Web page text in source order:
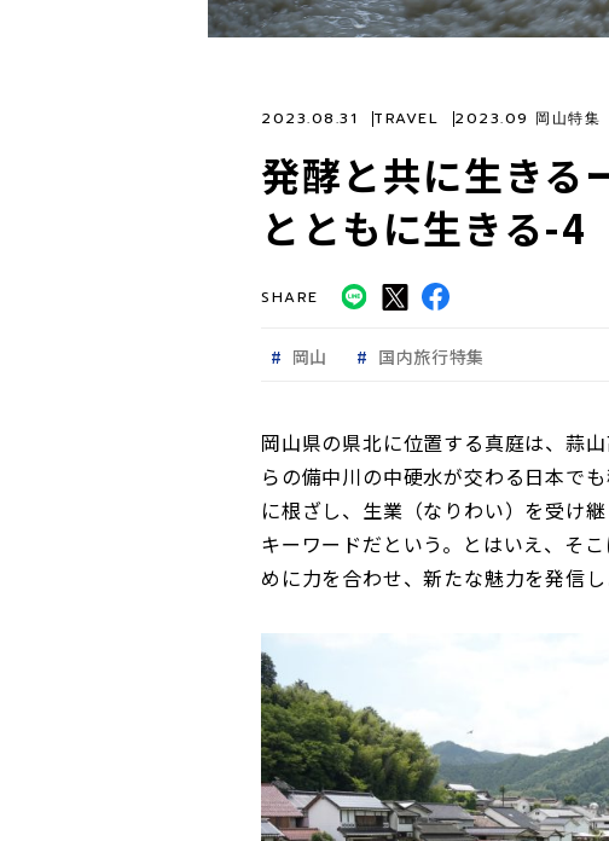
発酵と共に生きる
とともに生きる-4
2023.08.31 TRAVEL 2023.09 岡山特集
SHARE
岡山 国内旅行特集
岡山県の県北に位置する真庭は、蒜
らの備中川の中硬水が交わる日本で
に根ざし、生業（なりわい）を受け
キーワードだという。とはいえ、そ
めに力を合わせ、新たな魅力を発信し